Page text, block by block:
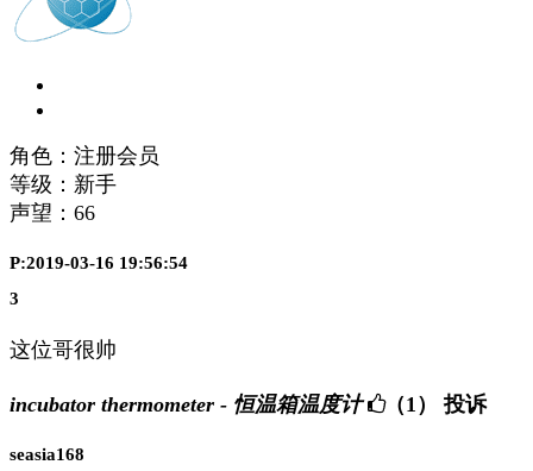
角色：注册会员
等级：新手
声望： 66
P:2019-03-16 19:56:54
3
这位哥很帅
incubator thermometer - 恒温箱温度计 （1） 投诉
seasia168